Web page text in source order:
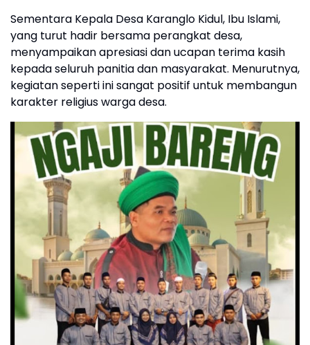
Sementara Kepala Desa Karanglo Kidul, Ibu Islami,
yang turut hadir bersama perangkat desa,
menyampaikan apresiasi dan ucapan terima kasih
kepada seluruh panitia dan masyarakat. Menurutnya,
kegiatan seperti ini sangat positif untuk membangun
karakter religius warga desa.